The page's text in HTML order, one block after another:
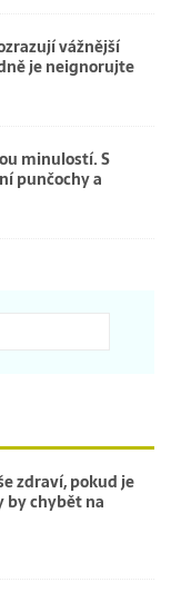
vážnější
je neignorujte
minulostí. S
punčochy a
zdraví, pokud je
by chybět na